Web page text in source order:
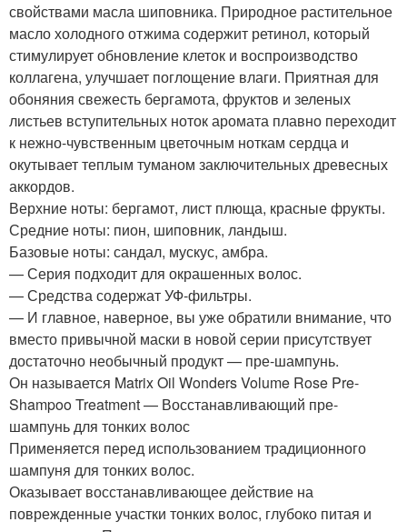
свойствами масла шиповника. Природное растительное
масло холодного отжима содержит ретинол, который
стимулирует обновление клеток и воспроизводство
коллагена, улучшает поглощение влаги. Приятная для
обоняния свежесть бергамота, фруктов и зеленых
листьев вступительных ноток аромата плавно переходит
к нежно-чувственным цветочным ноткам сердца и
окутывает теплым туманом заключительных древесных
аккордов.
Верхние ноты: бергамот, лист плюща, красные фрукты.
Средние ноты: пион, шиповник, ландыш.
Базовые ноты: сандал, мускус, амбра.
— Серия подходит для окрашенных волос.
— Средства содержат УФ-фильтры.
— И главное, наверное, вы уже обратили внимание, что
вместо привычной маски в новой серии присутствует
достаточно необычный продукт — пре-шампунь.
Он называется Matrix Oil Wonders Volume Rose Pre-
Shampoo Treatment — Восстанавливающий пре-
шампунь для тонких волос
Применяется перед использованием традиционного
шампуня для тонких волос.
Оказывает восстанавливающее действие на
поврежденные участки тонких волос, глубоко питая и